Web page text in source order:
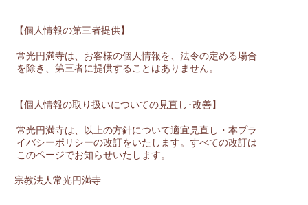
【個人情報の第三者提供】
常光円満寺は、お客様の個人情報を、法令の定める場合
を除き、第三者に提供することはありません。
【個人情報の取り扱いについての見直し･改善】
常光円満寺は、以上の方針について適宜見直し・本プラ
イバシーポリシーの改訂をいたします。すべての改訂は
このページでお知らせいたします。
宗教法人常光円満寺